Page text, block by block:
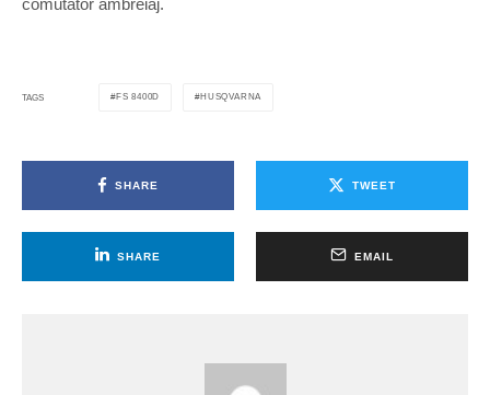
comutator ambreiaj.
TAGS FS 8400D HUSQVARNA
SHARE TWEET
SHARE EMAIL